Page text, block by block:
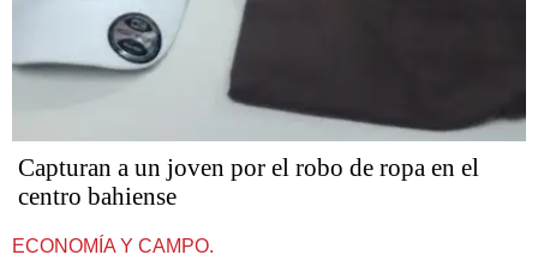
Capturan a un joven por el robo de ropa en el
centro bahiense
ECONOMÍA Y CAMPO.